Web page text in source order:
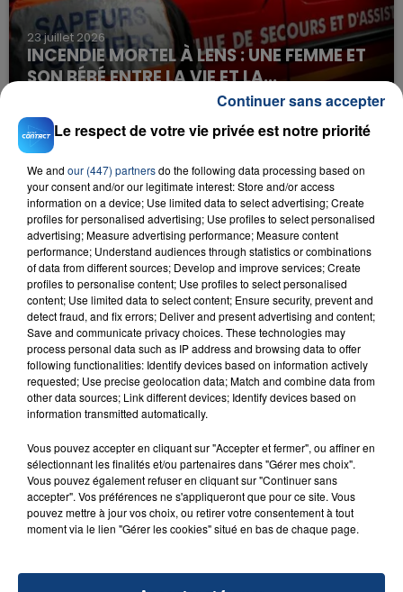
23 juillet 2026
INCENDIE MORTEL À LENS : UNE FEMME ET
SON BÉBÉ ENTRE LA VIE ET LA...
Un homme s'est immolé par le feu après avoir
aspergé sa compagne et leur bébé de trois mois
d'un liquide inflammable.
20 juillet 2026
UNE ADOLESCENTE DEVANT SE FAIRE
OPÉRER DE LA CHEVILLE RESSORT DE LA...
La famille a porté plainte contre la clinique qui a
reconnu sa responsabilité et présenté ses
excuses.
TITRES DIFFUSÉS
Le respect de votre vie privée est notre priorité
We and our (447) partnersdo the following data processing based on
your consent and/or our legitimate interest: Store and/or access
information on a device; Use limited data to select advertising; Create
profiles for personalised advertising; Use profiles to select personalised
advertising; Measure advertising performance; Measure content
performance; Understand audiences through statistics or combinations
of data from different sources; Develop and improve services; Create
profiles to personalise content; Use profiles to select personalised
content; Use limited data to select content; Ensure security, prevent and
detect fraud, and fix errors; Deliver and present advertising and content;
Save and communicate privacy choices. These technologies may
process personal data such as IP address and browsing data to offer
following functionalities: Identify devices based on information actively
requested; Use precise geolocation data; Match and combine data from
other data sources; Link different devices; Identify devices based on
information transmitted automatically.
Vous pouvez accepter en cliquant sur "Accepter et fermer", ou affiner en
sélectionnant les finalités et/ou partenaires dans "Gérer mes choix".
Vous pouvez également refuser en cliquant sur "Continuer sans
accepter". Vos préférences ne s'appliqueront que pour ce site. Vous
pouvez mettre à jour vos choix, ou retirer votre consentement à tout
moment via le lien "Gérer les cookies" situé en bas de chaque page.
Continuer sans accepter